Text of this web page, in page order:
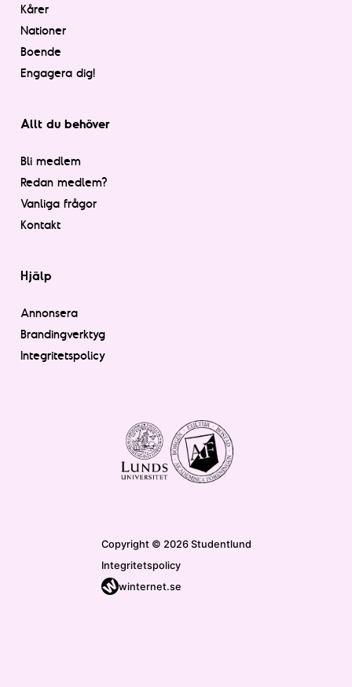
Kårer
Nationer
Boende
Engagera dig!
Allt du behöver
Bli medlem
Redan medlem?
Vanliga frågor
Kontakt
Hjälp
Annonsera
Brandingverktyg
Integritetspolicy
Copyright © 2026 Studentlund
Integritetspolicy
winternet.se